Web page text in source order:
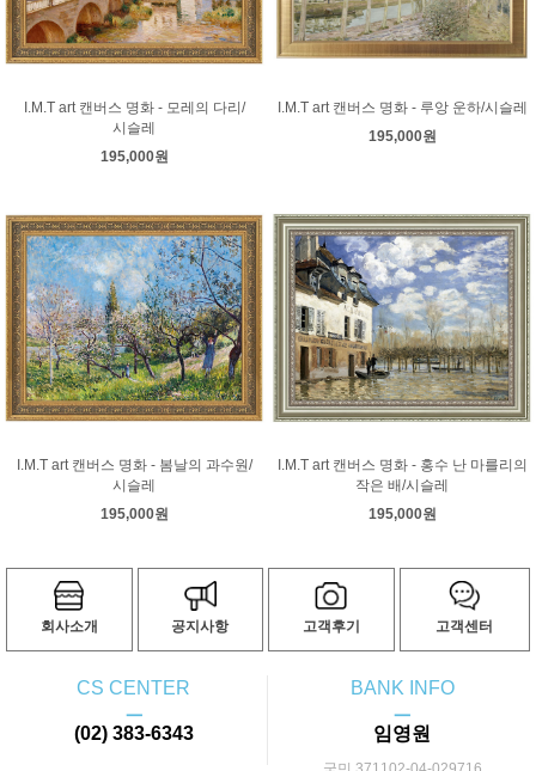
I.M.T art 캔버스 명화 - 모레의 다리/
시슬레
195,000원
I.M.T art 캔버스 명화 - 루앙 운하/시슬레
195,000원
I.M.T art 캔버스 명화 - 봄날의 과수원/
시슬레
195,000원
I.M.T art 캔버스 명화 - 홍수 난 마를리의
작은 배/시슬레
195,000원
회사소개 공지사항 고객후기 고객센터
CS CENTER
ㅡ
(02) 383-6343
BANK INFO
ㅡ
임영원